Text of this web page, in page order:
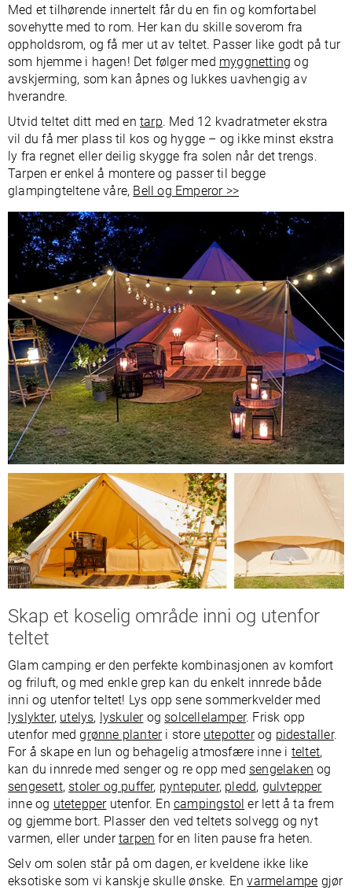
Med et tilhørende innertelt får du en fin og komfortabel
sovehytte med to rom. Her kan du skille soverom fra
oppholdsrom, og få mer ut av teltet. Passer like godt på tur
som hjemme i hagen! Det følger med myggnetting og
avskjerming, som kan åpnes og lukkes uavhengig av
hverandre.
Utvid teltet ditt med en tarp. Med 12 kvadratmeter ekstra
vil du få mer plass til kos og hygge – og ikke minst ekstra
ly fra regnet eller deilig skygge fra solen når det trengs.
Tarpen er enkel å montere og passer til begge
glampingteltene våre, Bell og Emperor >>
Skap et koselig område inni og utenfor
teltet
Glam camping er den perfekte kombinasjonen av komfort
og friluft, og med enkle grep kan du enkelt innrede både
inni og utenfor teltet! Lys opp sene sommerkvelder med
lyslykter, utelys, lyskulerog solcellelamper. Frisk opp
utenfor medgrønne planteri store utepotterog pidestaller.
For å skape en lun og behagelig atmosfære inne i teltet,
kan du innrede med senger og re opp med sengelaken og
sengesett, stoler og puffer, pynteputer, pledd, gulvtepper
inne og utetepperutenfor. Encampingstol er lett å ta frem
og gjemme bort. Plasser den ved teltets solvegg og nyt
varmen, eller undertarpen for en liten pause fra heten.
Selv om solen står på om dagen, er kveldene ikke like
eksotiske som vi kanskje skulle ønske. Envarmelampe gjør